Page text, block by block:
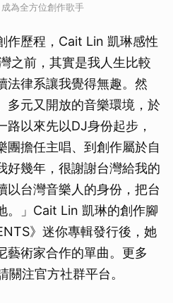
為全方位創作歌手
作歷程，Cait Lin 凱琳感性
之前，其實是我人生比較
法律系讓我覺得無趣。然
多元又開放的音樂環境，於
路以來先以DJ身份起步，
團擔任主唱、到創作屬於自
好幾年，很謝謝台灣給我的
以台灣音樂人的身份，把台
。」Cait Lin 凱琳的創作腳
》迷你專輯發行後，她
藝術家合作的單曲。更多
注官方社群平台。